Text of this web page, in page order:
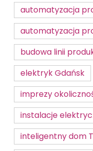
automatyzacja
automatyzacja
budowa linii
elektryk Gdańsk
imprezy
instalacje
inteligentny dom